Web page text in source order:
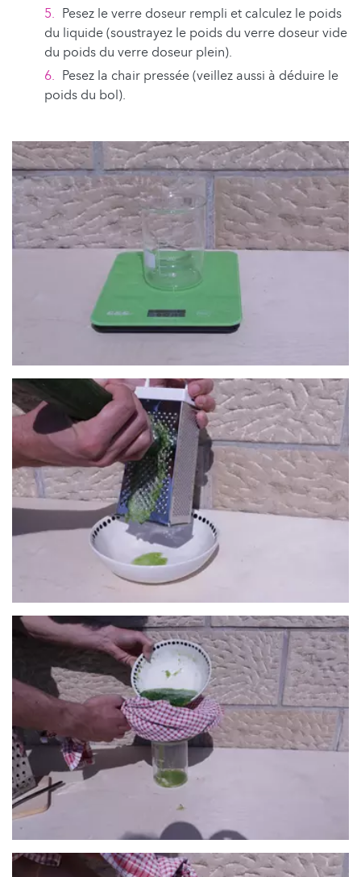
Pesez le verre doseur rempli et calculez le poids
du liquide (soustrayez le poids du verre doseur vide
du poids du verre doseur plein).
Pesez la chair pressée (veillez aussi à déduire le
poids du bol).